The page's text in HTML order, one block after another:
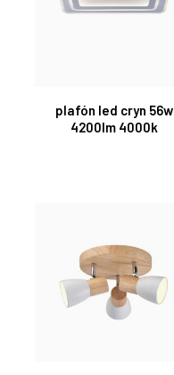
plafón led cryn 56w
4200lm 4000k